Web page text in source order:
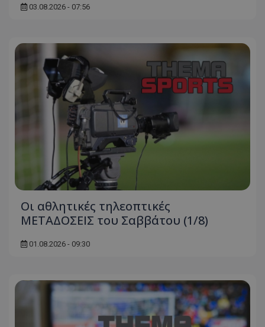
03.08.2026 - 07:56
Οι αθλητικές τηλεοπτικές
ΜΕΤΑΔΟΣΕΙΣ του Σαββάτου (1/8)
01.08.2026 - 09:30